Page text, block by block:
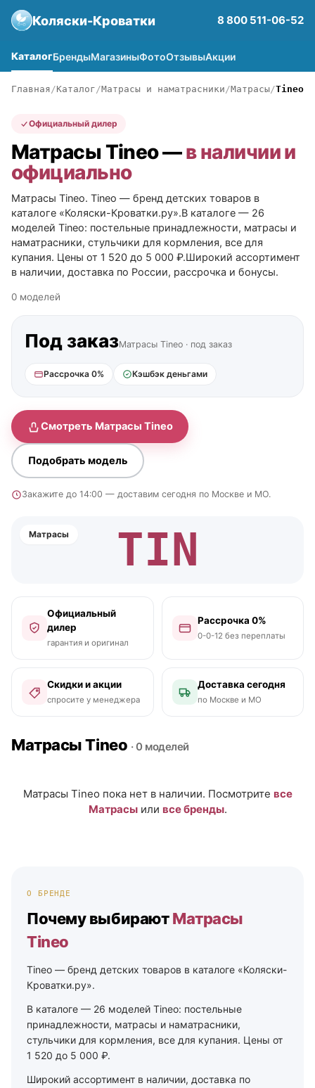
Коляски-Кроватки 8 800 511-06-52
КаталогБрендыМагазиныФотоОтзывыАкции
Главная Каталог Матрасы и наматрасники Матрасы Tineo
Официальный дилер
Матрасы Tineo —в наличии и
официально
Матрасы Tineo. Tineo — бренд детских товаров в
каталоге «Коляски-Кроватки.ру».В каталоге — 26
моделей Tineo: постельные принадлежности, матрасы и
наматрасники, стульчики для кормления, все для
купания. Цены от 1 520 до 5 000 ₽.Широкий ассортимент
в наличии, доставка по России, рассрочка и бонусы.
0 моделей
Под заказМатрасы Tineo · под заказ
Рассрочка 0% Кэшбэк деньгами
Смотреть Матрасы Tineo
Подобрать модель
Закажите до 14:00 — доставим сегодня по Москве и МО.
Матрасы TIN
Официальный
дилер
гарантия и оригинал
Рассрочка 0%
0-0-12 без переплаты
Скидки и акции
спросите у менеджера
Доставка сегодня
по Москве и МО
Матрасы Tineo · 0 моделей
Матрасы Tineo пока нет в наличии. Посмотрите все
Матрасыили все бренды.
О БРЕНДЕ
Почему выбираютМатрасы
Tineo
Tineo — бренд детских товаров в каталоге «Коляски-
Кроватки.ру».
В каталоге — 26 моделей Tineo: постельные
принадлежности, матрасы и наматрасники,
стульчики для кормления, все для купания. Цены от
1 520 до 5 000 ₽.
Широкий ассортимент в наличии, доставка по